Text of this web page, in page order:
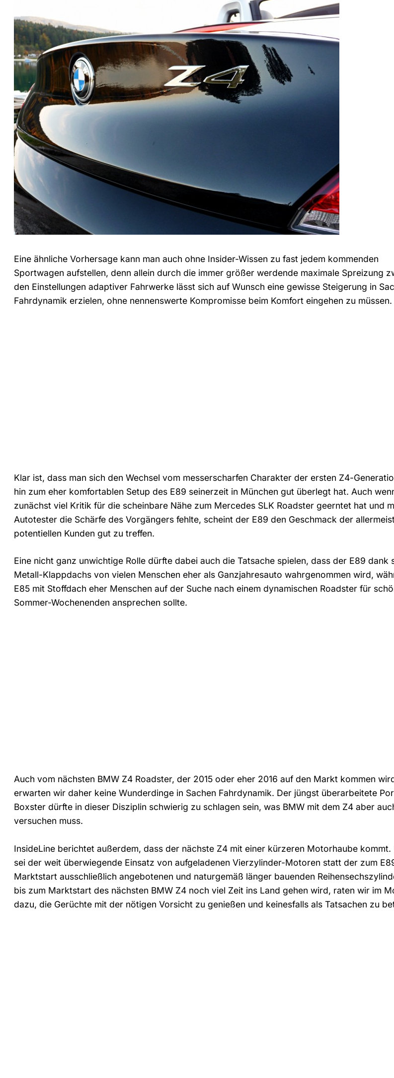
Eine ähnliche Vorhersage kann man auch ohne Insider-Wissen zu fast jedem kommenden
Sportwagen aufstellen, denn allein durch die immer größer werdende maximale Spreizung
den Einstellungen adaptiver Fahrwerke lässt sich auf Wunsch eine gewisse Steigerung in
Fahrdynamik erzielen, ohne nennenswerte Kompromisse beim Komfort eingehen zu müssen.
Klar ist, dass man sich den Wechsel vom messerscharfen Charakter der ersten Z4-
hin zum eher komfortablen Setup des E89 seinerzeit in München gut überlegt hat. Auch
zunächst viel Kritik für die scheinbare Nähe zum Mercedes SLK Roadster geerntet hat und
Autotester die Schärfe des Vorgängers fehlte, scheint der E89 den Geschmack der
potentiellen Kunden gut zu treffen.
Eine nicht ganz unwichtige Rolle dürfte dabei auch die Tatsache spielen, dass der E89 dank
Metall-Klappdachs von vielen Menschen eher als Ganzjahresauto wahrgenommen wird,
E85 mit Stoffdach eher Menschen auf der Suche nach einem dynamischen Roadster für
Sommer-Wochenenden ansprechen sollte.
Auch vom nächsten BMW Z4 Roadster, der 2015 oder eher 2016 auf den Markt kommen
erwarten wir daher keine Wunderdinge in Sachen Fahrdynamik. Der jüngst überarbeitete
Boxster dürfte in dieser Disziplin schwierig zu schlagen sein, was BMW mit dem Z4 aber
versuchen muss.
InsideLine berichtet außerdem, dass der nächste Z4 mit einer kürzeren Motorhaube kommt.
sei der weit überwiegende Einsatz von aufgeladenen Vierzylinder-Motoren statt der zum
Marktstart ausschließlich angebotenen und naturgemäß länger bauenden
bis zum Marktstart des nächsten BMW Z4 noch viel Zeit ins Land gehen wird, raten wir im
dazu, die Gerüchte mit der nötigen Vorsicht zu genießen und keinesfalls als Tatsachen zu